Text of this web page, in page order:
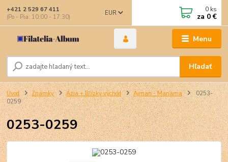
Menu
EUR
Hľadať
+421 2 529 67 411
(Po - Pia: 10:00 - 17:30)
0 ks
za 0 €
Úvod Známky Ázia + Blízky východ Ajman - Manama
0253-
0259
0253-0259